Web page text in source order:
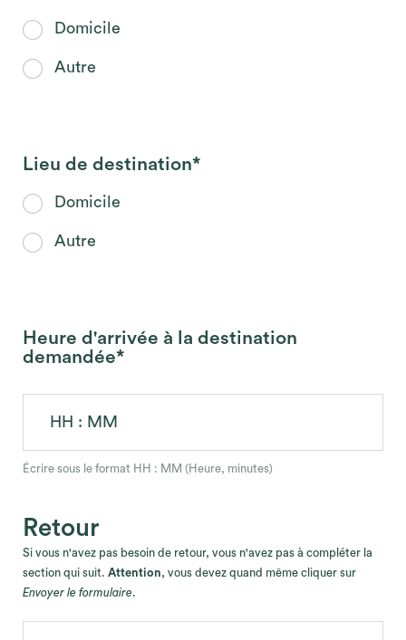
Domicile
Autre
Lieu de destination*
Domicile
Autre
Heure d'arrivée à la destination
demandée*
HH : MM
Écrire sous le format HH : MM (Heure, minutes)
Retour
Si vous n'avez pas besoin de retour, vous n'avez pas à compléter la
section qui suit. Attention, vous devez quand même cliquer sur
Envoyer le formulaire.